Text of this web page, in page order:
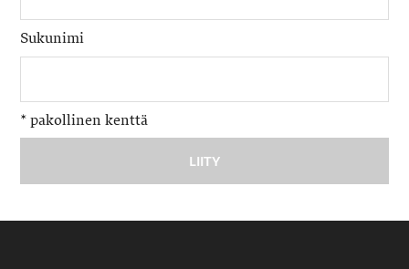
Sukunimi
* pakollinen kenttä